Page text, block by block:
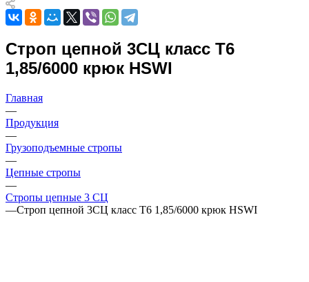
Строп цепной 3СЦ класс Т6
1,85/6000 крюк HSWI
Главная
—
Продукция
—
Грузоподъемные стропы
—
Цепные стропы
—
Стропы цепные 3 СЦ
—Строп цепной 3СЦ класс Т6 1,85/6000 крюк HSWI